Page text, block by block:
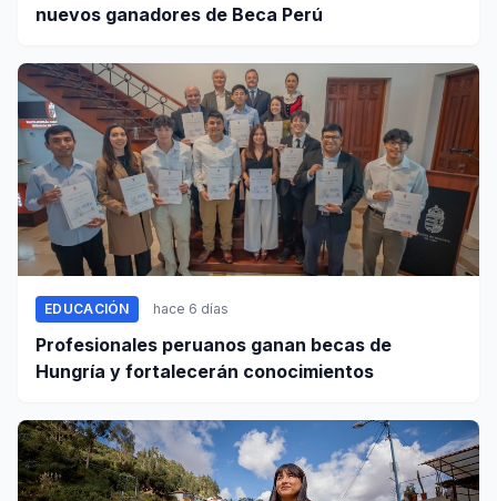
nuevos ganadores de Beca Perú
EDUCACIÓN hace 6 días
Profesionales peruanos ganan becas de
Hungría y fortalecerán conocimientos